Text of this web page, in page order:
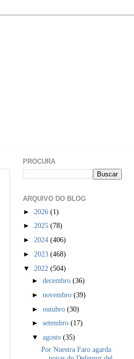
PROCURA
ARQUIVO DO BLOG
► 2026 (1)
► 2025 (78)
► 2024 (406)
► 2023 (468)
▼ 2022 (504)
►decembro(36)
►novembro(39)
►outubro(30)
►setembro(17)
▼agosto(35)
Por Nuestra Faro agarda